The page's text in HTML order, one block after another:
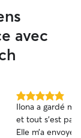
avec
5.0 étoile(s)
sur
5
Ilona a gardé
et tout s’est
Elle m’a envoyé